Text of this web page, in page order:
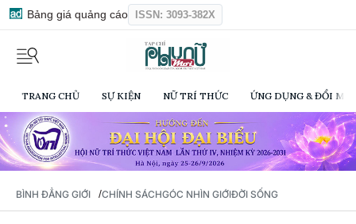
Bảng giá quảng cáo ISSN: 3093-382X
TRANG CHỦ SỰ KIỆN NỮ TRÍ THỨC ỨNG DỤNG & ĐỔI
BÌNH ĐẲNG GIỚI /CHÍNH SÁCHGÓC NHÌN GIỚIĐỜI SỐNG